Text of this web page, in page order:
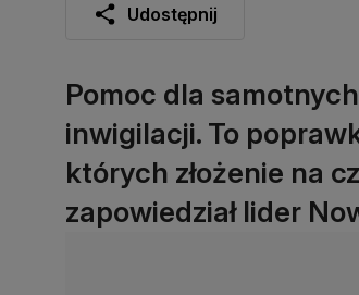
Udostępnij
Pomoc dla
inwigilacji. To
których złożenie na
zapowiedział lider